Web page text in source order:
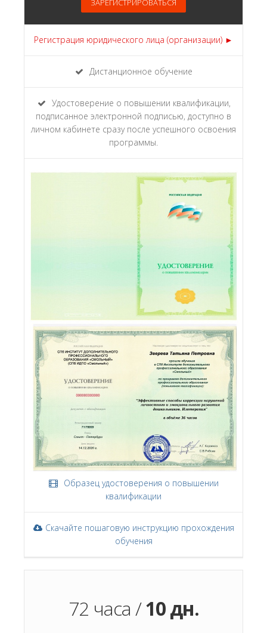
ЗАРЕГИСТРИРОВАТЬСЯ
Регистрация юридического лица (организации) ►
Дистанционное обучение
Удостоверение о повышении квалификации,
подписанное электронной подписью, доступно в
личном кабинете сразу после успешного освоения
программы.
Образец удостоверения о повышении
квалификации
Скачайте пошаговую инструкцию прохождения
обучения
72 часа /10 дн.